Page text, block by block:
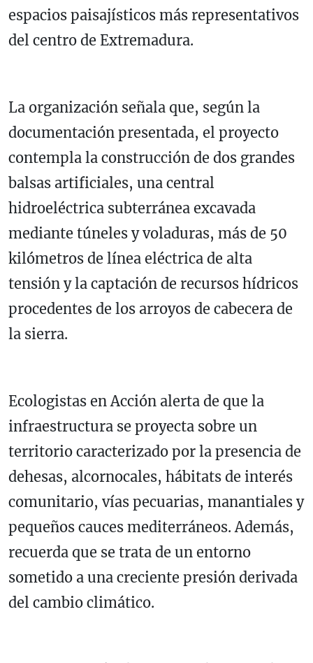
espacios paisajísticos más representativos
del centro de Extremadura.
La organización señala que, según la
documentación presentada, el proyecto
contempla la construcción de dos grandes
balsas artificiales, una central
hidroeléctrica subterránea excavada
mediante túneles y voladuras, más de 50
kilómetros de línea eléctrica de alta
tensión y la captación de recursos hídricos
procedentes de los arroyos de cabecera de
la sierra.
Ecologistas en Acción alerta de que la
infraestructura se proyecta sobre un
territorio caracterizado por la presencia de
dehesas, alcornocales, hábitats de interés
comunitario, vías pecuarias, manantiales y
pequeños cauces mediterráneos. Además,
recuerda que se trata de un entorno
sometido a una creciente presión derivada
del cambio climático.